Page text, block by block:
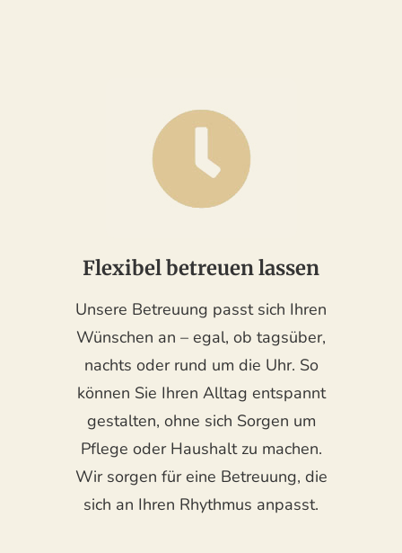
Flexibel betreuen lassen
Unsere Betreuung passt sich Ihren
Wünschen an – egal, ob tagsüber,
nachts oder rund um die Uhr. So
können Sie Ihren Alltag entspannt
gestalten, ohne sich Sorgen um
Pflege oder Haushalt zu machen.
Wir sorgen für eine Betreuung, die
sich an Ihren Rhythmus anpasst.